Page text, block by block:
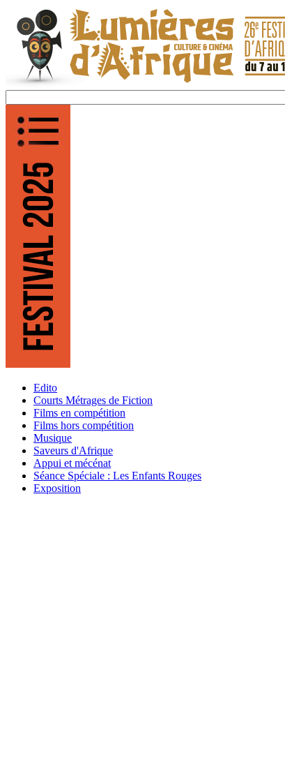
Edito
Courts Métrages de Fiction
Films en compétition
Films hors compétition
Musique
Saveurs d'Afrique
Appui et mécénat
Séance Spéciale : Les Enfants Rouges
Exposition